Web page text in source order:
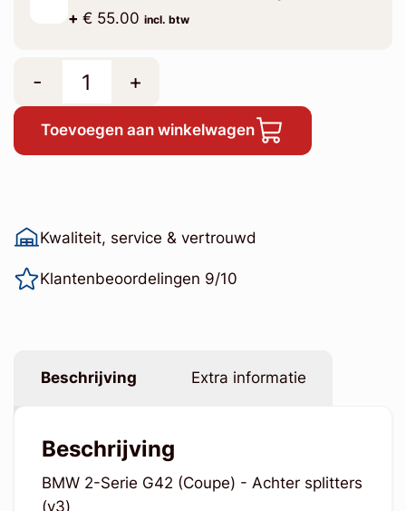
+ € 55.00 incl. btw
- +
Toevoegen aan winkelwagen
Kwaliteit, service & vertrouwd
Klantenbeoordelingen 9/10
Beschrijving Extra informatie
Beschrijving
BMW 2-Serie G42 (Coupe) - Achter splitters
(v3)